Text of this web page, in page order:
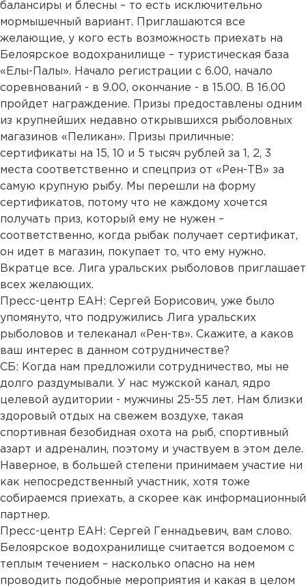
балансиры и блесны – то есть исключительно
мормышечный вариант. Приглашаются все
желающие, у кого есть возможность приехать на
Белоярское водохранилище – туристическая база
«Елы-Палы». Начало регистрации с 6.00, начало
соревнований - в 9.00, окончание - в 15.00. В 16.00
пройдет награждение. Призы предоставлены одним
из крупнейших недавно открывшихся рыболовных
магазинов «Пеликан». Призы приличные:
сертификаты на 15, 10 и 5 тысяч рублей за 1, 2, 3
места соответственно и спецприз от «Рен-ТВ» за
самую крупную рыбу. Мы перешли на форму
сертификатов, потому что не каждому хочется
получать приз, который ему не нужен –
соответственно, когда рыбак получает сертификат,
он идет в магазин, покупает то, что ему нужно.
Вкратце все. Лига уральских рыболовов приглашает
всех желающих.
Пресс-центр ЕАН: Сергей Борисович, уже было
упомянуто, что подружились Лига уральских
рыболовов и телеканал «Рен-тв». Скажите, а каков
ваш интерес в данном сотрудничестве?
СБ: Когда нам предложили сотрудничество, мы не
долго раздумывали. У нас мужской канал, ядро
целевой аудитории - мужчины 25-55 лет. Нам близки
здоровый отдых на свежем воздухе, такая
спортивная безобидная охота на рыб, спортивный
азарт и адреналин, поэтому и участвуем в этом деле.
Наверное, в большей степени принимаем участие ни
как непосредственный участник, хотя тоже
собираемся приехать, а скорее как информационный
партнер.
Пресс-центр ЕАН: Сергей Геннадьевич, вам слово.
Белоярское водохранилище считается водоемом с
теплым течением – насколько опасно на нем
проводить подобные мероприятия и какая в целом